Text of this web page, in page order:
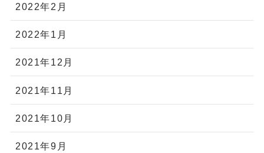
2022年2月
2022年1月
2021年12月
2021年11月
2021年10月
2021年9月